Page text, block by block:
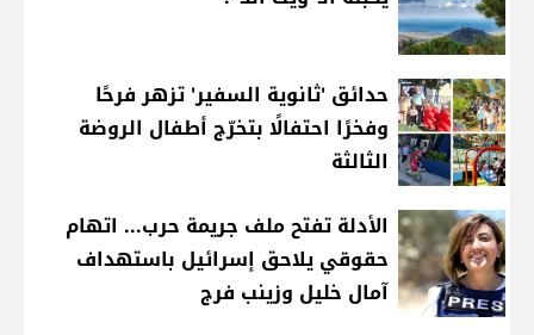
حدائق 'ثانوية السفير' تزهر فرحًا
وفخرًا احتفالًا بتخرّج أطفال الروضة
الثالثة
الأدلة تفتح ملف جريمة حرب... اتهام
حقوقي يلاحق إسرائيل باستهداف
آمال خليل وزينب فرج